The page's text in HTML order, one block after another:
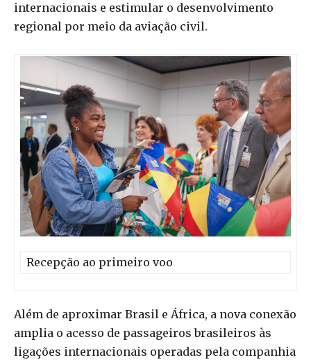
internacionais e estimular o desenvolvimento
regional por meio da aviação civil.
Recepção ao primeiro voo
Além de aproximar Brasil e África, a nova conexão
amplia o acesso de passageiros brasileiros às
ligações internacionais operadas pela companhia